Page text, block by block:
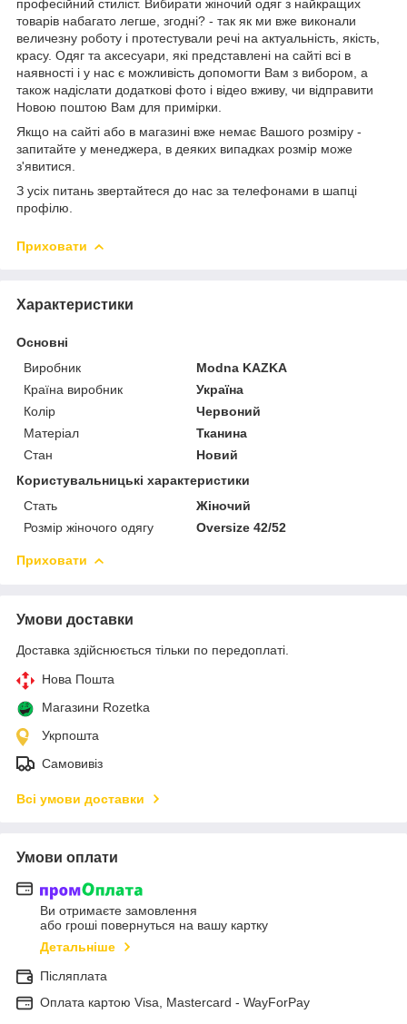
професійний стиліст. Вибирати жіночий одяг з найкращих
товарів набагато легше, згодні? - так як ми вже виконали
величезну роботу і протестували речі на актуальність, якість,
красу. Одяг та аксесуари, які представлені на сайті всі в
наявності і у нас є можливість допомогти Вам з вибором, а
також надіслати додаткові фото і відео вживу, чи відправити
Новою поштою Вам для примірки.
Якщо на сайті або в магазині вже немає Вашого розміру -
запитайте у менеджера, в деяких випадках розмір може
з'явитися.
З усіх питань звертайтеся до нас за телефонами в шапці
профілю.
Приховати
Характеристики
Основні
Виробник
Modna KAZKA
Країна виробник
Україна
Колір
Червоний
Матеріал
Тканина
Стан
Новий
Користувальницькі характеристики
Стать
Жіночий
Розмір жіночого одягу
Oversize 42/52
Приховати
Умови доставки
Доставка здійснюється тільки по передоплаті.
Нова Пошта
Магазини Rozetka
Укрпошта
Самовивіз
Всі умови доставки
Умови оплати
Ви отримаєте замовлення
або гроші повернуться на вашу картку
Детальніше
Післяплата
Оплата картою Visa, Mastercard - WayForPay